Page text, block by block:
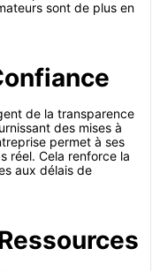
sont de plus en
de la transparence
des mises à
permet à ses
réel. Cela renforce la
aux délais de